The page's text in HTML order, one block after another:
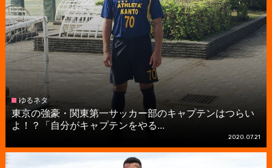
ゆるネタ
東京の強豪・関東第一サッカー部のキャプテンはつらい
よ！？「自分がキャプテンをやる...
2020.07.21